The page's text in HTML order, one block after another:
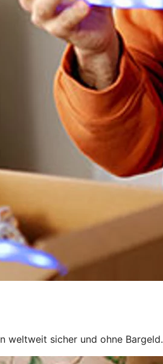
weltweit sicher und ohne Bargeld.